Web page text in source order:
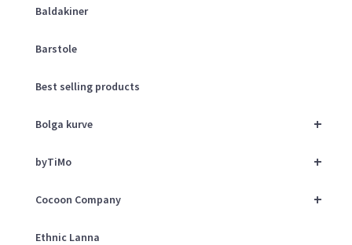
Baldakiner
Barstole
Best selling products
+
Bolga kurve
+
byTiMo
+
Cocoon Company
Ethnic Lanna